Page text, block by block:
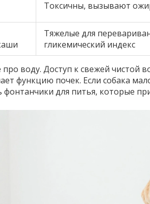
Токсичны, вызывают
Тяжелые для
гликемический индекс
воду. Доступ к свежей чистой
функцию почек. Если собака
фонтанчики для питья, которые